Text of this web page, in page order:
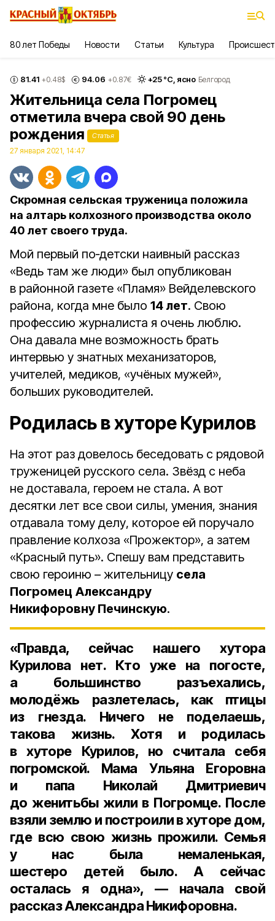
80 лет Победы Новости Статьи Культура
81.41 +0.48$ 94.06 +0.87€ +25°С, ясно Белгород
Жительница села Погромец
отметила вчера свой 90 день
рождения
Статья
27 января 2021, 14:47
Скромная сельская труженица положила
на алтарь колхозного производства около
40 лет своего труда.
Мой первый по‑детски наивный рассказ
«Ведь там же люди» был опубликован
в районной газете «Пламя» Вейделевского
района, когда мне было 14 лет. Свою
профессию журналиста я очень люблю.
Она давала мне возможность брать
интервью у знатных механизаторов,
учителей, медиков, «учёных мужей»,
больших руководителей.
Родилась в хуторе Курилов
На этот раз довелось беседовать с рядовой
труженицей русского села. Звёзд с неба
не доставала, героем не стала. А вот
десятки лет все свои силы, умения, знания
отдавала тому делу, которое ей поручало
правление колхоза «Прожектор», а затем
«Красный путь». Спешу вам представить
свою героиню – жительницу села
Погромец Александру
Никифоровну Печинскую.
«Правда, сейчас нашего хутора
Курилова нет. Кто уже на погосте,
а большинство разъехались,
молодёжь разлетелась, как птицы
из гнезда. Ничего не поделаешь,
такова жизнь. Хотя и родилась
в хуторе Курилов, но считала себя
погромской. Мама Ульяна Егоровна
и папа Николай Дмитриевич
до женитьбы жили в Погромце. После
взяли землю и построили в хуторе дом,
где всю свою жизнь прожили. Семья
у нас была немаленькая,
шестеро детей было. А сейчас
осталась я одна», — начала свой
рассказ Александра Никифоровна.